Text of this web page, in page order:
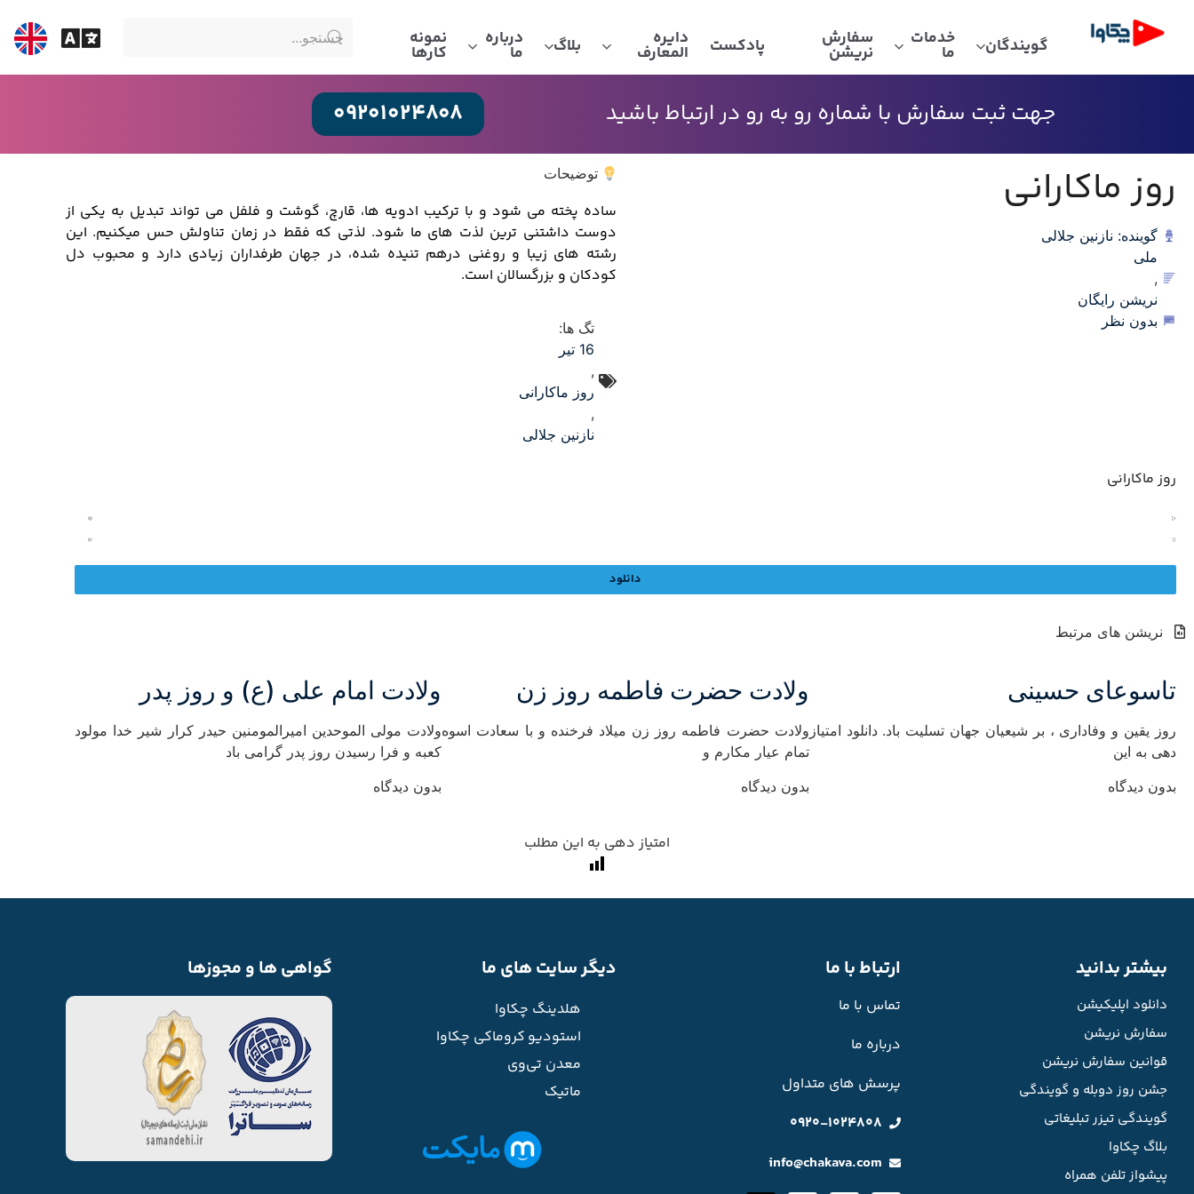
گویندگان خدمات
ما
سفارش
نریشن پادکست دایره
المعارف بلاگ درباره
ما
نمونه
کارها
جهت ثبت سفارش با شماره رو به رو در ارتباط باشید 09201024808
روز ماکارانی
گوینده: نازنین جلالی
ملی
,
نریشن رایگان
بدون نظر
توضیحات
ساده پخته می شود و با ترکیب ادویه ها، قارچ، گوشت و فلفل می تواند تبدیل به یکی از
دوست داشتنی ترین لذت های ما شود. لذتی که فقط در زمان تناولش حس میکنیم. این
رشته های زیبا و روغنی درهم تنیده شده، در جهان طرفداران زیادی دارد و محبوب دل
کودکان و بزرگسالان است.
تگ ها:
16 تیر
,
روز ماکارانی
,
نازنین جلالی
روز ماکارانی
دانلود
نریشن های مرتبط
تاسوعای حسینی
روز یقین و وفاداری ، بر شیعیان جهان تسلیت باد. دانلود امتیاز
دهی به این
بدون دیدگاه
ولادت حضرت فاطمه روز زن
ولادت حضرت فاطمه روز زن میلاد فرخنده و با سعادت اسوه
تمام عیار مکارم و
بدون دیدگاه
ولادت امام علی (ع) و روز پدر
ولادت مولی الموحدین امیرالمومنین حیدر کرار شیر خدا مولود
کعبه و فرا رسیدن روز پدر گرامی باد
بدون دیدگاه
امتیاز دهی به این مطلب
بیشتر بدانید
دانلود اپلیکیشن
سفارش نریشن
قوانین سفارش نریشن
جشن روز دوبله و گویندگی
گویندگی تیزر تبلیغاتی
بلاگ چکاوا
پیشواز تلفن همراه
ارتباط با ما
تماس با ما
درباره ما
پرسش های متداول
0920-1024808
info@chakava.com
دیگر سایت های ما
هلدینگ چکاوا
استودیو کروماکی چکاوا
معدن تی‌وی
ماتیک
گواهی ها و مجوزها